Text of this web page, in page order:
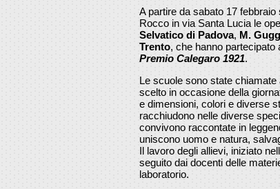
A partire da sabato 17
Rocco in via Santa Lucia le
Selvatico di Padova, M.
Trento, che hanno
Premio Calegaro 1921.
Le scuole sono state
scelto in occasione della
e dimensioni, colori e diverse
racchiudono nelle diverse
convivono raccontate in
uniscono uomo e natura,
Il lavoro degli allievi, iniziato
seguito dai docenti delle
laboratorio.